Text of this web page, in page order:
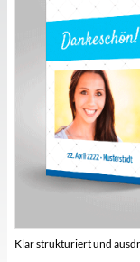
Klar strukturiert und